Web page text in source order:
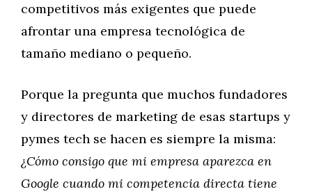
competitivos más exigentes que puede
afrontar una empresa tecnológica de
tamaño mediano o pequeño.
Porque la pregunta que muchos fundadores
y directores de marketing de esas startups y
pymes tech se hacen es siempre la misma:
¿Cómo consigo que mi empresa aparezca en
Google cuando mi competencia directa tiene